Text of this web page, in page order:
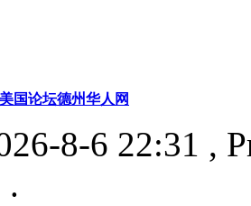
美国论坛德州华人网
8-6 22:31 ,
.